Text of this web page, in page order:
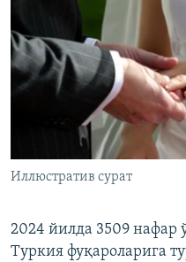
Иллюстратив сурат
2024 йилда 3509 нафар
Туркия фуқароларига